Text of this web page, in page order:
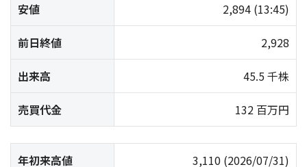
安値 2,894 (13:45)
前日終値 2,928
出来高 45.5 千株
売買代金 132 百万円
年初来高値 3,110 (2026/07/31)